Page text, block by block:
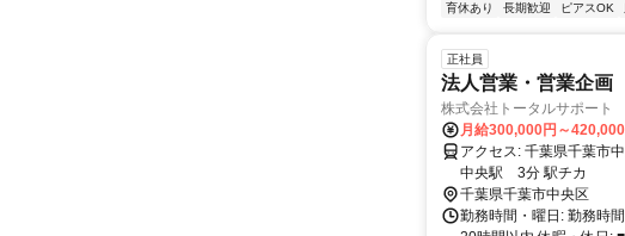
育休あり
長期歓迎 ピアスOK
正社員
法人営業・営業企画
株式会社トータルサポート
月給300,000円～
アクセス: 千葉県千葉市中央区新宿2-5-16LKパークビル8階 ・千葉駅 10分 ・千葉
中央駅 3分 駅チカ
千葉県千葉市中央区
勤務時間・曜日: 勤務時